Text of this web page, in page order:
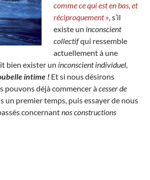
comme ce qui est en bas, et
réciproquement », s’il
existe un inconscient
collectifqui ressemble
actuellement à une
bien exister un inconscient individuel,
intime ! Et si nous désirons
pouvons déjà commencer àcesser de
un premier temps, puis essayer de nous
concernantnos constructions